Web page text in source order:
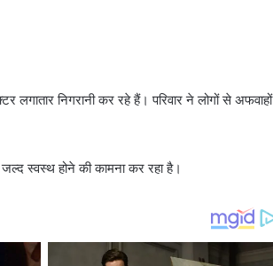
लगातार निगरानी कर रहे हैं। परिवार ने लोगों से अफवाहों
स्वस्थ होने की कामना कर रहा है।